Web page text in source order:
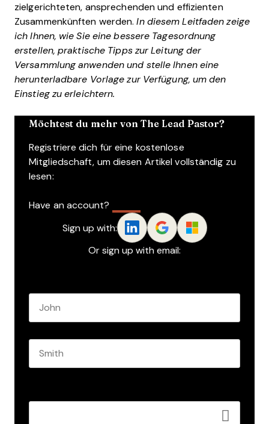
zielgerichteten, ansprechenden und effizienten
Zusammenkünften werden.In diesem Leitfaden zeige
ich Ihnen, wie Sie eine bessere Tagesordnung
erstellen, praktische Tipps zur Leitung der
Versammlung anwenden und stelle Ihnen eine
herunterladbare Vorlage zur Verfügung, um den
Einstieg zu erleichtern.
Möchtest du mehr von The Lead Pastor?
Registriere dich für eine kostenlose
Mitgliedschaft, um diesen Artikel vollständig zu
lesen:
Have an account?
Sign up with:
Or sign up with email: